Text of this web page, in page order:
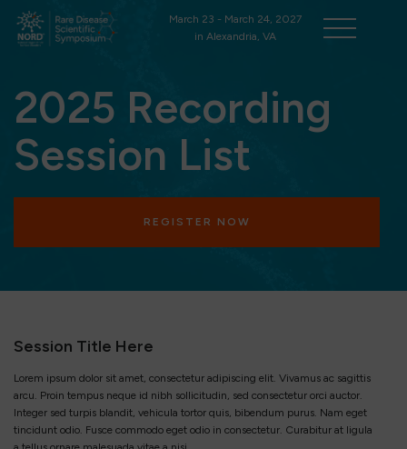
March 23 - March 24, 2027
in Alexandria, VA
2025 Recording
Session List
REGISTER NOW
Session Title Here
Lorem ipsum dolor sit amet, consectetur adipiscing elit. Vivamus ac sagittis
arcu. Proin tempus neque id nibh sollicitudin, sed consectetur orci auctor.
Integer sed turpis blandit, vehicula tortor quis, bibendum purus. Nam eget
tincidunt odio. Fusce commodo eget odio in consectetur. Curabitur at ligula